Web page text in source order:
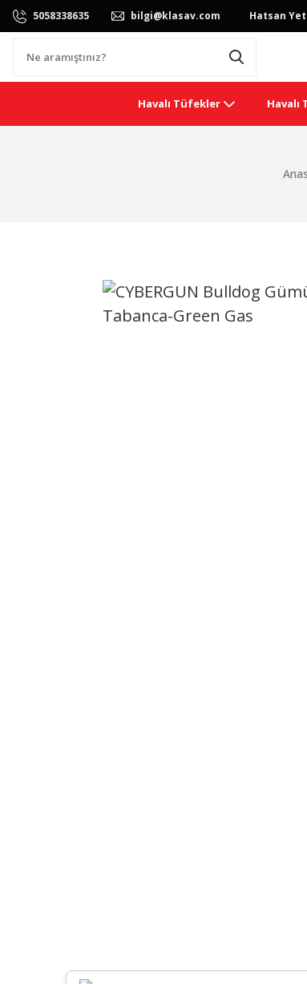
5058338635 bilgi@klasav.com Hatsan
Havalı Tüfekler Havalı